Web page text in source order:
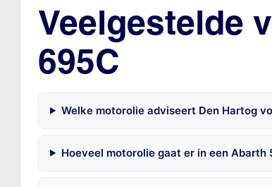
Veelgestelde
695C
Welke motorolie adviseert Den Hartog
Hoeveel motorolie gaat er in een Abarth